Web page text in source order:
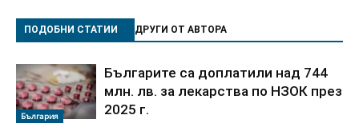
ПОДОБНИ СТАТИИ ДРУГИ ОТ АВТОРА
България
Българите са доплатили над 744
млн. лв. за лекарства по НЗОК през
2025 г.